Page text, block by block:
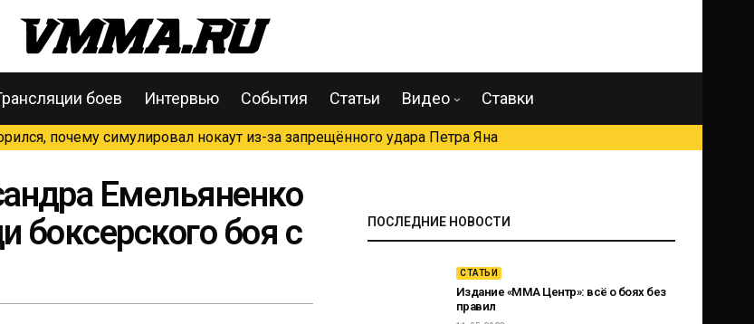
боев Интервью События Статьи Видео Ставки
почему симулировал нокаут из-за запрещённого удара Петра Яна
Емельяненко
боксерского боя с
ПОСЛЕДНИЕ НОВОСТИ
СТАТЬИ
Издание «ММА Центр»: всё о боях без
правил